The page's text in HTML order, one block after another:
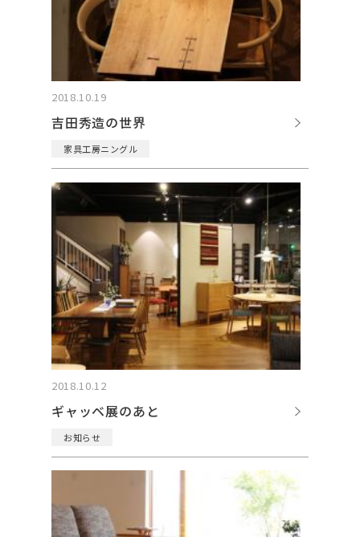
2018.10.19
吉田秀造の世界
家具工房ニングル
2018.10.12
ギャッベ展のあと
お知らせ